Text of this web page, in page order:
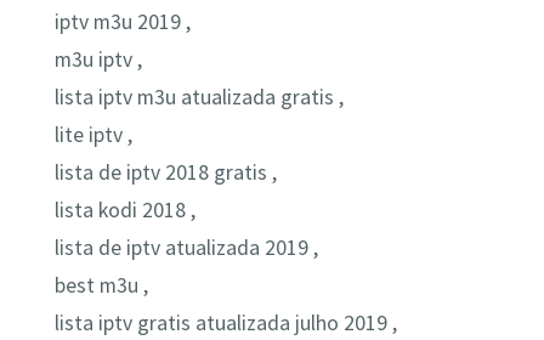
iptv m3u 2019 ,
m3u iptv ,
lista iptv m3u atualizada gratis ,
lite iptv ,
lista de iptv 2018 gratis ,
lista kodi 2018 ,
lista de iptv atualizada 2019 ,
best m3u ,
lista iptv gratis atualizada julho 2019 ,